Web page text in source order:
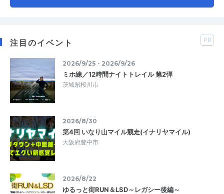
注目のイベント PR
2026/9/25・2026/9/26
ミホ練／12時間ナイトトレイル 第2弾
茨城県桜川市
2026/8/30
第4回 いなり山マイル競走(イナリヤマイル)
大阪府豊中市
2026/8/22
ゆるっと街RUN＆LSD～レガシー後編～